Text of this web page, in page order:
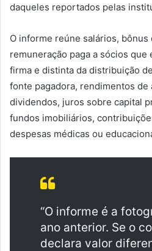
daqueles reportados pelas
O informe reúne salários,
remuneração paga a sócios que
firma e distinta da distribuição
fonte pagadora, rendimentos de
dividendos, juros sobre capital
fundos imobiliários,
despesas médicas ou
“O informe é a
ano anterior. Se o
declara valor